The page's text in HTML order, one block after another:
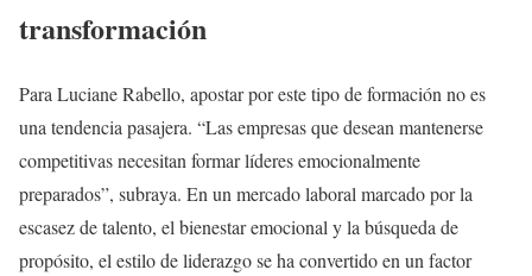
transformación
Para Luciane Rabello, apostar por este tipo de formación no es
una tendencia pasajera. “Las empresas que desean mantenerse
competitivas necesitan formar líderes emocionalmente
preparados”, subraya. En un mercado laboral marcado por la
escasez de talento, el bienestar emocional y la búsqueda de
propósito, el estilo de liderazgo se ha convertido en un factor